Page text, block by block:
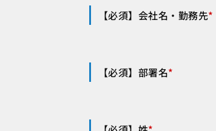
【必須】会社名・勤務先*
【必須】部署名*